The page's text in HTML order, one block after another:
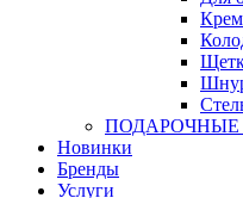
Новинки
Бренды
Услуги